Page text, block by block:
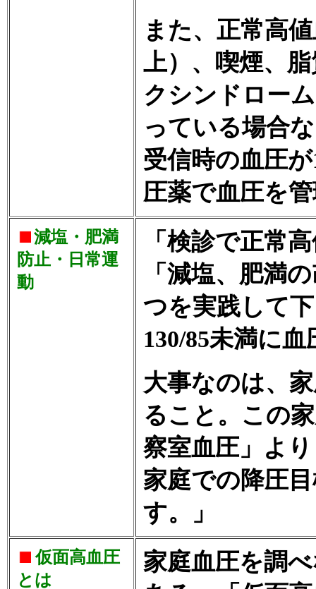
また、正常高
上）、喫煙、
クシンドロー
っている場合
受信時の血圧
圧薬で血圧を
減塩・肥満
防止・日常運
動
「検診で正常
「減塩、肥満
つを実践して
130/85未満に
大事なのは、
ること。この
察室血圧」よ
家庭での降圧
す。」
仮面高血圧
とは
家庭血圧を調